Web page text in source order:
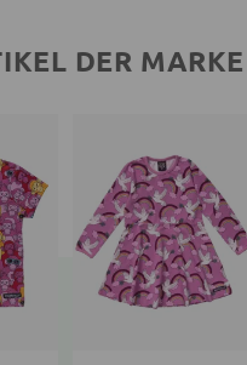
DER MARKE